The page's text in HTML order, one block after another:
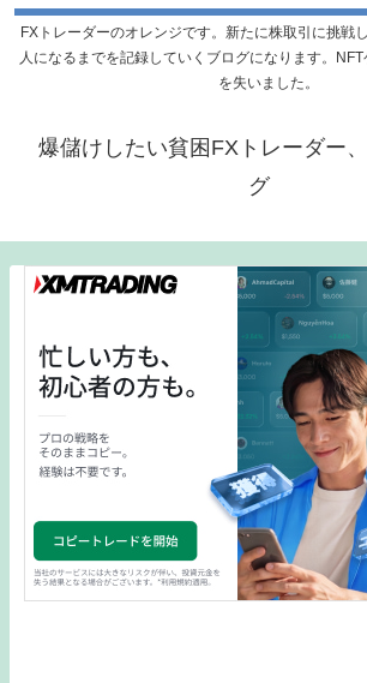
FXトレーダーのオレンジです。新たに株取引に挑戦
人になるまでを記録していくブログになります。
を失いました。
爆儲けしたい貧困FXトレーダー
グ